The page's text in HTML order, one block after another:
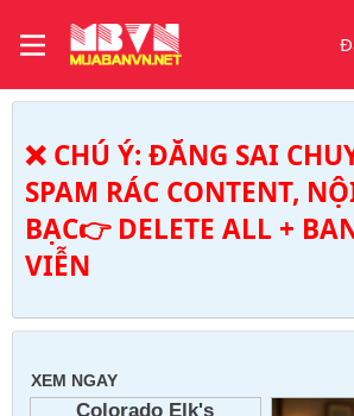
❌ CHÚ Ý: ĐĂNG SAI
SPAM RÁC CONTENT,
BẠC👉 DELETE ALL +
VIỄN